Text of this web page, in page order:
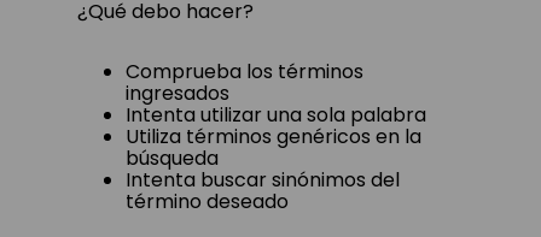
¿Qué debo hacer?
Comprueba los términos
ingresados
Intenta utilizar una sola palabra
Utiliza términos genéricos en la
búsqueda
Intenta buscar sinónimos del
término deseado